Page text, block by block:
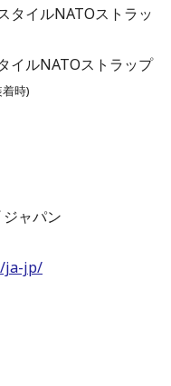
タイルNATOストラッ
イルNATOストラップ
時)
ャパン
ja-jp/